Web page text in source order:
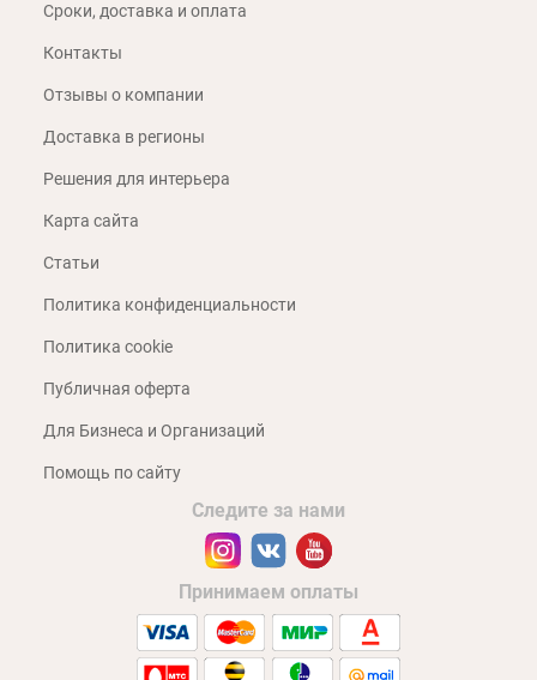
Сроки, доставка и оплата
Контакты
Отзывы о компании
Доставка в регионы
Решения для интерьера
Карта сайта
Статьи
Политика конфиденциальности
Политика cookie
Публичная оферта
Для Бизнеса и Организаций
Помощь по сайту
Следите за нами
Принимаем оплаты